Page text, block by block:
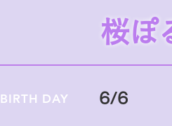
桜ぽ
BIRTH DAY 6/6